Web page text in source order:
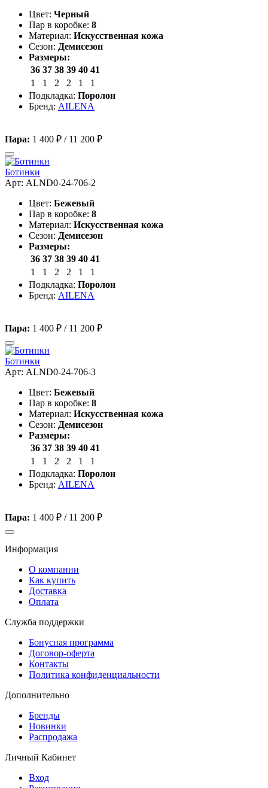
Цвет: Черный
Пар в коробке: 8
Материал: Искусственная кожа
Сезон: Демисезон
Размеры:
36 37 38 39 40 41
1
1 2 2 1
1
Подкладка: Поролон
Бренд: AILENA
Пара: 1 400 ₽ / 11 200 ₽
Ботинки
Арт: ALND0-24-706-2
Цвет: Бежевый
Пар в коробке: 8
Материал: Искусственная кожа
Сезон: Демисезон
Размеры:
36 37 38 39 40 41
1
1 2 2 1
1
Подкладка: Поролон
Бренд: AILENA
Пара: 1 400 ₽ / 11 200 ₽
Ботинки
Арт: ALND0-24-706-3
Цвет: Бежевый
Пар в коробке: 8
Материал: Искусственная кожа
Сезон: Демисезон
Размеры:
36 37 38 39 40 41
1
1 2 2 1
1
Подкладка: Поролон
Бренд: AILENA
Пара: 1 400 ₽ / 11 200 ₽
Информация
О компании
Как купить
Доставка
Оплата
Служба поддержки
Бонусная программа
Договор-оферта
Контакты
Политика конфиденциальности
Дополнительно
Бренды
Новинки
Распродажа
Личный Кабинет
Вход